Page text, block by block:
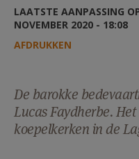
AANMELDEN
LAATSTE AANPASSING
NOVEMBER 2020 - 18:08
AFDRUKKEN
De barokke
Lucas Faydherbe.
koepelkerken in de